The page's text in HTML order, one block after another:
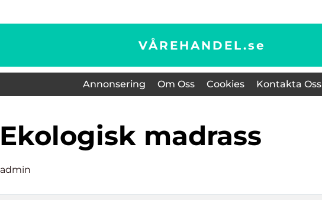
VÅREHANDEL.se
Annonsering Om Oss Cookies Kontakta Oss
ekologisk madrass
admin